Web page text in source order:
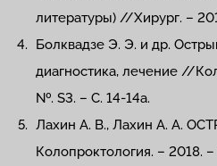
литературы) //Хирург. –
Болквадзе Э. Э. и др.
диагностика, лечение //
№. S3. – С. 14-14a.
Лахин А. В., Лахин А. А.
Колопроктология. – 2018.